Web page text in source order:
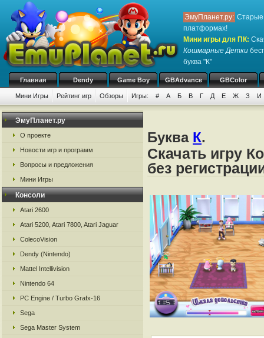
ЭмуПланет.ру: Старые
платформах!
Мини игры для ПК:
Кошмарные Детки
буква "К"
Главная Dendy Game Boy GBAdvance GBColor
Мини Игры Рейтинг игр Обзоры Игры: # А Б В Г Д Е Ж З И
ЭмуПланет.ру
О проекте
Новости игр и программ
Вопросы и предложения
Мини Игры
Консоли
Atari 2600
Atari 5200, Atari 7800, Atari Jaguar
ColecoVision
Dendy (Nintendo)
Mattel Intellivision
Nintendo 64
PC Engine / Turbo Grafx-16
Sega
Sega Master System
Буква К.
Скачать игру
без